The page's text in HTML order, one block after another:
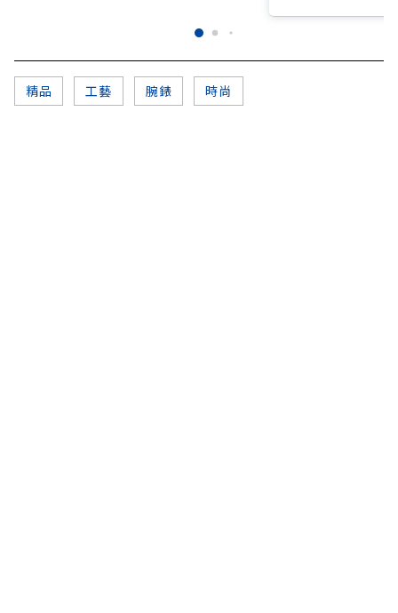
精品 工藝 腕錶 時尚